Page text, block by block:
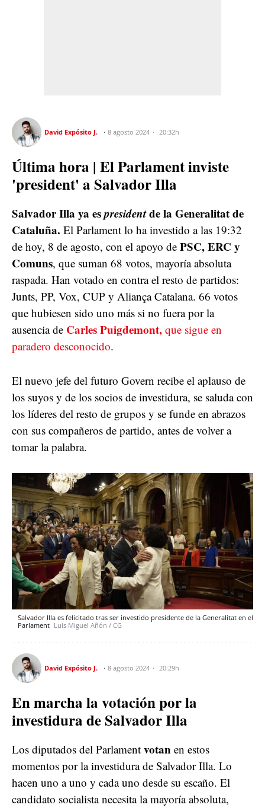
David Expósito J. 8 agosto 2024 20:32h
Última hora | El Parlament inviste
'president' a Salvador Illa
Salvador Illa ya espresidentde la Generalitat de
Cataluña. El Parlament lo ha investido a las 19:32
de hoy, 8 de agosto, con el apoyo de PSC, ERC y
Comuns, que suman 68 votos, mayoría absoluta
raspada. Han votado en contra el resto de partidos:
Junts, PP, Vox, CUP y Aliança Catalana. 66 votos
que hubiesen sido uno más si no fuera por la
ausencia de Carles Puigdemont, que sigue en
paradero desconocido.
El nuevo jefe del futuro Govern recibe el aplauso de
los suyos y de los socios de investidura, se saluda con
los líderes del resto de grupos y se funde en abrazos
con sus compañeros de partido, antes de volver a
tomar la palabra.
Salvador Illa es felicitado tras ser investido presidente de la Generalitat en el
Parlament Luis Miguel Añón / CG
David Expósito J. 8 agosto 2024 20:29h
En marcha la votación por la
investidura de Salvador Illa
Los diputados del Parlament votan en estos
momentos por la investidura de Salvador Illa. Lo
hacen uno a uno y cada uno desde su escaño. El
candidato socialista necesita la mayoría absoluta,